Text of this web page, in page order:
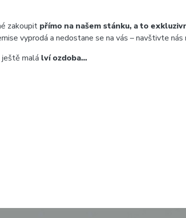
zakoupit přímo na našem stánku, a to
vyprodá a nedostane se na vás – navštivte
ještě malá lví ozdoba…